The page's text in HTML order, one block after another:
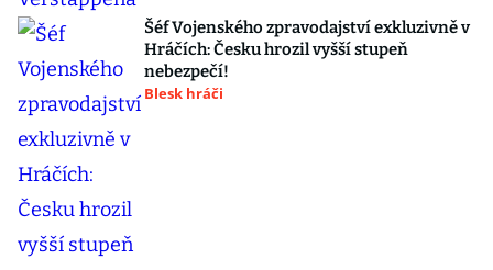
Šéf Vojenského zpravodajství exkluzivně v
Hráčích: Česku hrozil vyšší stupeň
nebezpečí!
Blesk hráči